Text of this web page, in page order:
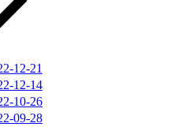
12-21
12-14
10-26
09-28